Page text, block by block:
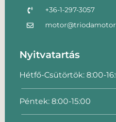
+36-1-297-3057
Nyitvatartás
Hétfő-Csütörtök: 8:00-
Péntek: 8:00-15:00